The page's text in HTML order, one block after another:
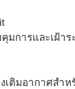
มการและเฝ้า
ติมอากาศสำห